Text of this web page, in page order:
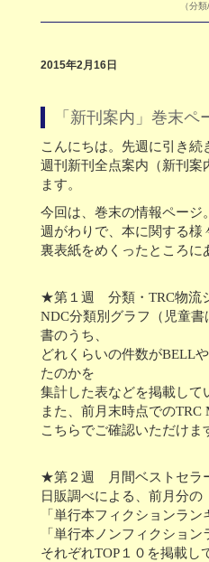
（分
2015年2月16日
「新刊案内」巻末ペ
こんにちは。先週に引き続
週刊新刊全点案内（新刊案
ます。
今回は、巻末の情報ページ
週がわりで、本に関する様
裏表紙をめくったところに
★第１週 分類・TRC物流
NDC分類別グラフ（児童
書のうち、
どれくらいの件数がBELL
たのかを
集計した表などを掲載して
また、前月末時点での
こちらでご確認いただけま
★第２週 月間ベストセラ
日販調べによる、前月分の
「単行本フィクションラン
「単行本ノンフィクショ
それぞれTOP１０を掲載し